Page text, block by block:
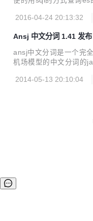
值得拥有 使用方式 界
t * from indexName
http://localhost:9200/
x...
2016-04-24 20:13:32
Ansj 中文分词 1.41 发布
ansj中文分词是一个完
机场模型的中文分词的
试），准确率能达到
增功能 增加了调用文
2014-05-13 20:10:04